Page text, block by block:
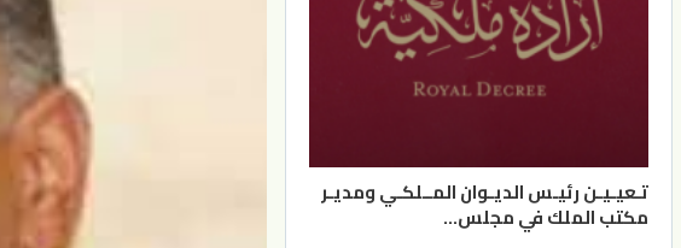
تـعيـيـن رئيـس الديـوان المــلكـي ومديـر
مكتب الملك في مجلس…